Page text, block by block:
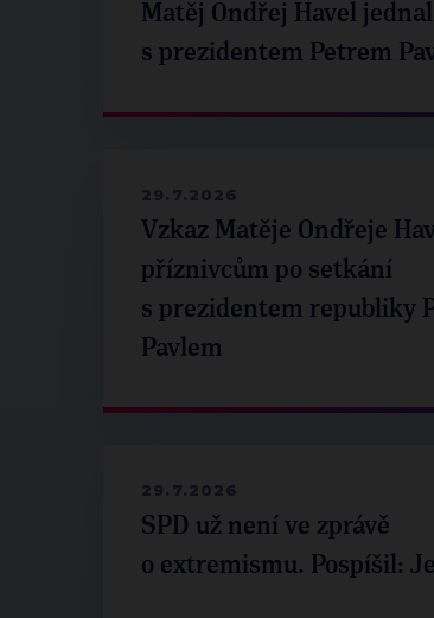
Matěj Ondřej Havel jednal
s prezidentem Petrem
29.7.2026
Vzkaz Matěje Ondřeje
příznivcům po setkání
s prezidentem republiky
Pavlem
29.7.2026
SPD už není ve zprávě
o extremismu. Pospíšil: